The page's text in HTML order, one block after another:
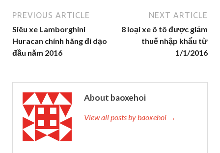
PREVIOUS ARTICLE
Siêu xe Lamborghini
Huracan chính hãng đi dạo
đầu năm 2016
NEXT ARTICLE
8 loại xe ô tô được giảm
thuế nhập khẩu từ
1/1/2016
About baoxehoi
View all posts by baoxehoi →